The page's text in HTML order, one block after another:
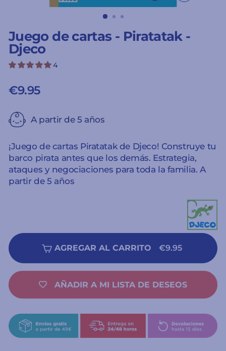
CERRAR
Juego de cartas - Piratatak -
Djeco
4
€9.95
A partir de 5 años
¡Juego de cartas Piratatak de Djeco! Construye tu
barco pirata antes que los demás. Estrategia,
ataques y negociaciones para toda la familia. A
partir de 5 años
AGREGAR AL CARRITO €9.95
AÑADIR A MI LISTA DE DESEOS